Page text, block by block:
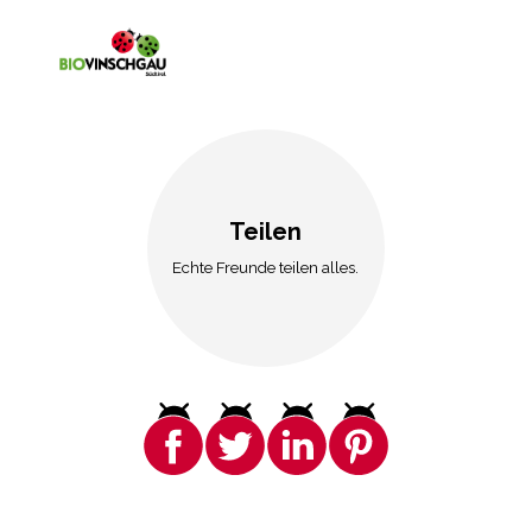
Teilen
Echte Freunde teilen alles.